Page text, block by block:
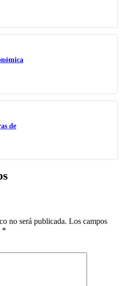
de
no será publicada. Los campos
*